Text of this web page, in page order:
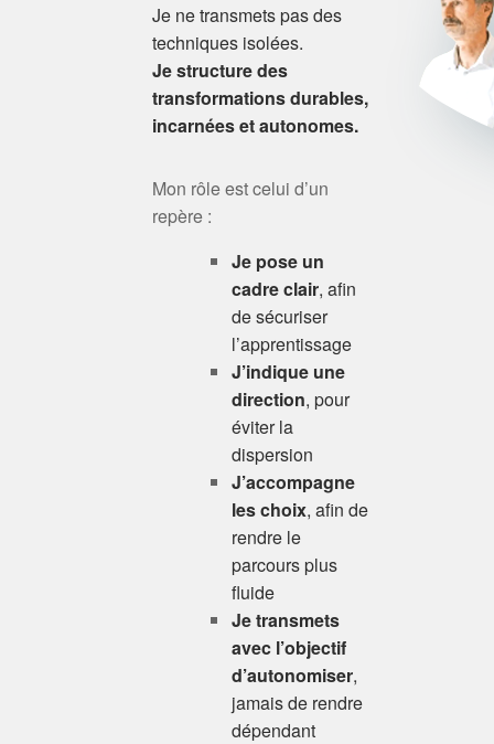
Je ne transmets pas des
techniques isolées.
Je structure des
transformations durables,
incarnées et autonomes.
Mon rôle est celui d’un
repère :
Je pose un
cadre clair, afin
de sécuriser
l’apprentissage
J’indique une
direction, pour
éviter la
dispersion
J’accompagne
les choix, afin de
rendre le
parcours plus
fluide
Je transmets
avec l’objectif
d’autonomiser,
jamais de rendre
dépendant